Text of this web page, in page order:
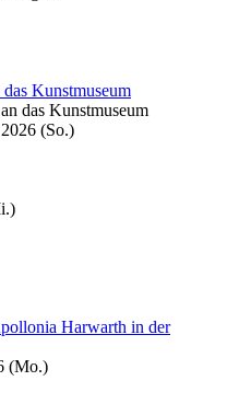
Kunstmuseum
2026 (So.)
Harwarth in der
(Mo.)